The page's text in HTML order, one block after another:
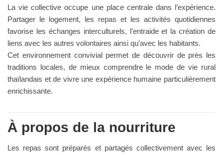
La vie collective occupe une place centrale dans l’expérience.
Partager le logement, les repas et les activités quotidiennes
favorise les échanges interculturels, l’entraide et la création de
liens avec les autres volontaires ainsi qu’avec les habitants.
Cet environnement convivial permet de découvrir de près les
traditions locales, de mieux comprendre le mode de vie rural
thaïlandais et de vivre une expérience humaine particulièrement
enrichissante.
À propos de la nourriture
Les repas sont préparés et partagés collectivement avec les